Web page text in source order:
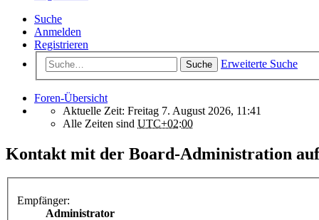
Suche
Anmelden
Registrieren
Suche Erweiterte Suche
Foren-Übersicht
Aktuelle Zeit: Freitag 7. August 2026, 11:41
Alle Zeiten sind UTC+02:00
Kontakt mit der Board-Administration
Empfänger:
Administrator